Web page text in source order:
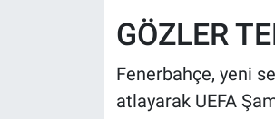
GÖZLER
Fenerbahçe, yeni
atlayarak UEFA